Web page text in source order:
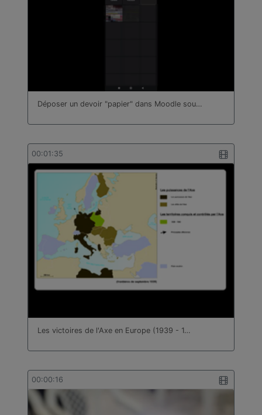
Déposer un devoir "papier" dans Moodle sou…
00:01:35
Les victoires de l'Axe en Europe (1939 - 1…
00:00:16